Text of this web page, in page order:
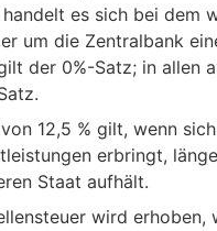
handelt es sich bei dem
um die Zentralbank
der 0%-Satz; in allen
12,5 % gilt, wenn
erbringt,
Staat aufhält.
wird erhoben,